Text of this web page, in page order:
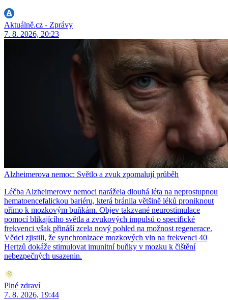
Aktuálně.cz - Zprávy
7. 8. 2026, 20:23
Alzheimerova nemoc: Světlo a zvuk zpomalují průběh
Léčba Alzheimerovy nemoci narážela dlouhá léta na neprostupnou
hematoencefalickou bariéru, která bránila většině léků proniknout
přímo k mozkovým buňkám. Objev takzvané neurostimulace
pomocí blikajícího světla a zvukových impulsů o specifické
frekvenci však přináší zcela nový pohled na možnost regenerace.
Vědci zjistili, že synchronizace mozkových vln na frekvenci 40
Hertzů dokáže stimulovat imunitní buňky v mozku k čištění
nebezpečných usazenin.
Plné zdraví
7. 8. 2026, 19:44